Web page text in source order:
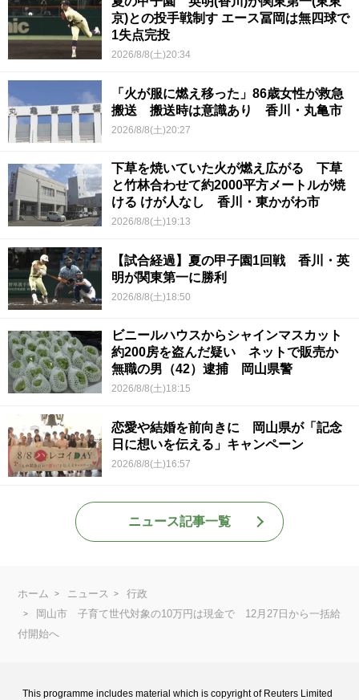
京)との投手戦制す エース冨岡は無四球で
1失点完投
2026/8/8(土)20:34
「火が服に燃え移った」86歳女性が救急
搬送 搬送時は意識あり 香川・丸亀市
2026/8/8(土)20:27
下草を焼いていた火が燃え広がる 下草
と竹林合わせて約2000平方メートルが焼
ける けが人なし 香川・東かがわ市
2026/8/8(土)19:13
【試合経過】夏の甲子園1回戦 香川・英
明が関東第一に勝利
2026/8/8(土)18:50
ビニールハウスからシャインマスカット
約200房を盗んだ疑い ネットで販売か
無職の男（42）逮捕 岡山県警
2026/8/8(土)18:15
恋愛や結婚を前向きに 岡山県が「記念
日に想いを伝える」キャンペーン
2026/8/8(土)16:57
ニュース記事一覧
ホーム ニュース
行政
岡山市 子育て世代対象の10万円は現金で 12月27日から一括給
付開始へ
This programme includes material which is copyright of Reuters Limited